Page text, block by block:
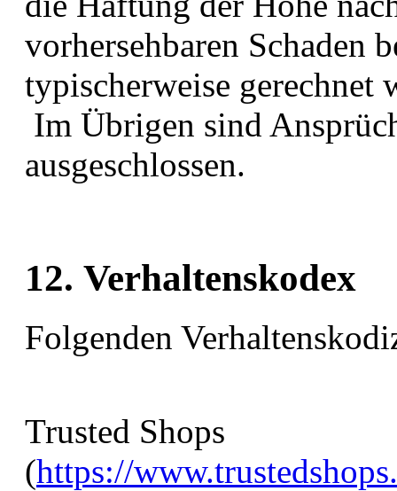
vorhersehbaren Schaden
typischerweise gerechnet
Im Übrigen sind
ausgeschlossen.
12. Verhaltenskodex
Folgenden
Trusted Shops
(https://